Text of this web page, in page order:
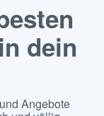
dein
Angebote